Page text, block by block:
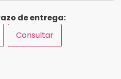
de entrega:
Consultar